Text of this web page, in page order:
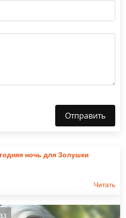
Отправить
ночь для Золушки
Читать